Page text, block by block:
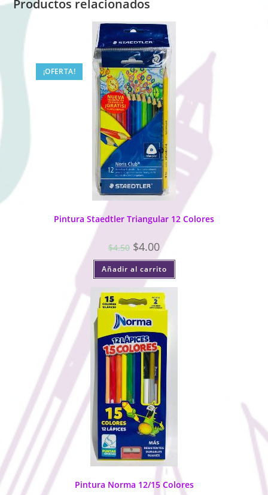
Productos relacionados
¡OFERTA!
Pintura Staedtler Triangular 12 Colores
$4.50 $4.00
Añadir al carrito
Pintura Norma 12/15 Colores